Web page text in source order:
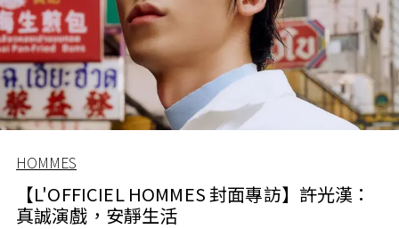
HOMMES
【L'OFFICIEL HOMMES 封面專訪】許光漢：
真誠演戲，安靜生活